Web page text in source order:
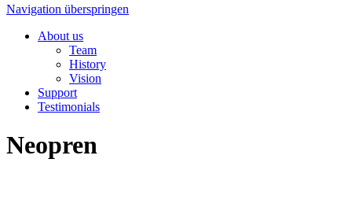
Navigation überspringen
About us
Team
History
Vision
Support
Testimonials
Neopren